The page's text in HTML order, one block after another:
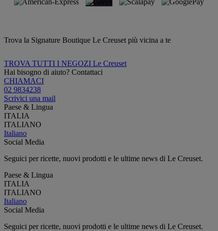
Trova la Signature Boutique Le Creuset più vicina a te
TROVA TUTTI I NEGOZI Le Creuset
Hai bisogno di aiuto? Contattaci
CHIAMACI
02 9834238
Scrivici una mail
Paese & Lingua
ITALIA
ITALIANO
Italiano
Social Media
Seguici per ricette, nuovi prodotti e le ultime news di Le Creuset.
Paese & Lingua
ITALIA
ITALIANO
Italiano
Social Media
Seguici per ricette, nuovi prodotti e le ultime news di Le Creuset.